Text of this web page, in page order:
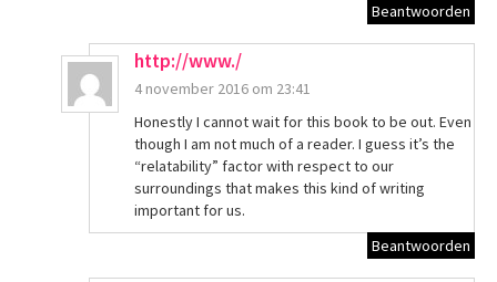
Beantwoorden
http://www./
4 november 2016 om 23:41
Honestly I cannot wait for this book to be out. Even
though I am not much of a reader. I guess it’s the
“relatability” factor with respect to our
surroundings that makes this kind of writing
important for us.
Beantwoorden